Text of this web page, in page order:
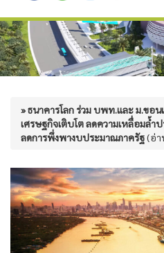
» ธนาคารโลก ร่วม บพท.และ ม.ขอ
เศรษฐกิจเติบโต ลดความเหลื่อมล้ำ
ลดการพึ่งพางบประมาณภาครัฐ(อ่า